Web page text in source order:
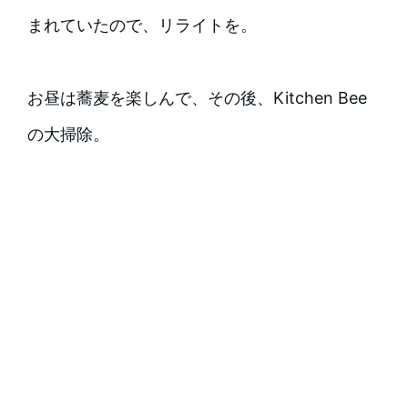
まれていたので、リライトを。
お昼は蕎麦を楽しんで、その後、Kitchen Bee
の大掃除。